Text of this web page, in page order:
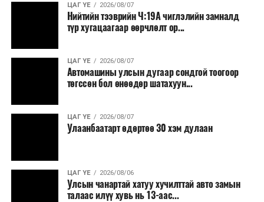
ЦАГ ҮЕ 2026/08/07
Нийтийн тээврийн Ч:19А чиглэлийн замналд
түр хугацаагаар өөрчлөлт ор...
ЦАГ ҮЕ 2026/08/07
Автомашины улсын дугаар сондгой тоогоор
төгссөн бол өнөөдөр шатахуун...
ЦАГ ҮЕ 2026/08/07
Улаанбаатарт өдөртөө 30 хэм дулаан
ЦАГ ҮЕ 2026/08/06
Улсын чанартай хатуу хучилттай авто замын
талаас илүү хувь нь 13-аас...